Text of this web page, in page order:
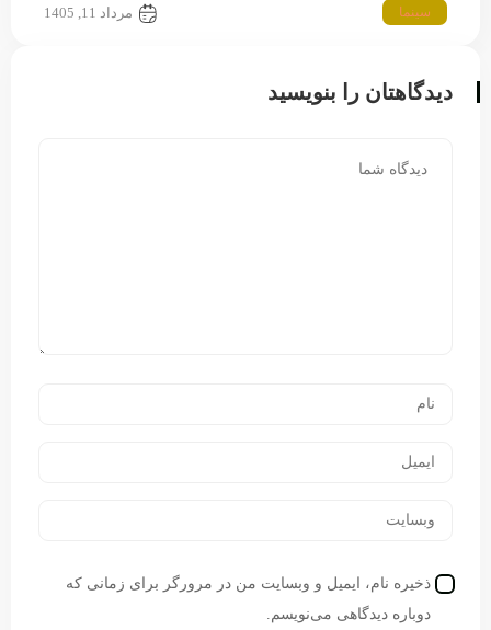
سینما مرداد 11, 1405
دیدگاهتان را بنویسید
ذخیره نام، ایمیل و وبسایت من در مرورگر برای زمانی که
دوباره دیدگاهی می‌نویسم.